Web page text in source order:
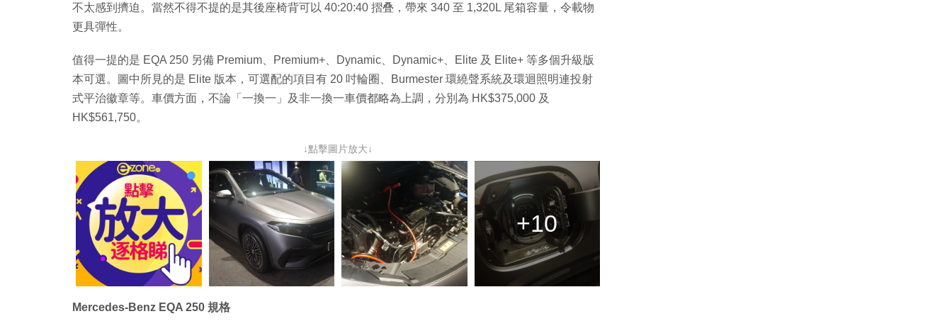
不太感到擠迫。當然不得不提的是其後座椅背可以 40:20:40 摺叠，帶來 340 至 1,320L 尾箱容量，令載物
更具彈性。
值得一提的是 EQA 250 另備 Premium、Premium+、Dynamic、Dynamic+、Elite 及 Elite+ 等多個升級版
本可選。圖中所見的是 Elite 版本，可選配的項目有 20 吋輪圈、Burmester 環繞聲系統及環迴照明連投射
式平治徽章等。車價方面，不論「一換一」及非一換一車價都略為上調，分別為 HK$375,000 及
HK$561,750。
↓點擊圖片放大↓
+10
Mercedes-Benz EQA 250 規格